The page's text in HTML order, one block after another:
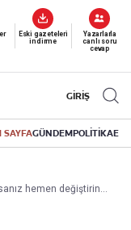
Eski gazeteleri
indirme
Yazarlarla
canlı soru
cevap
GİRİŞ
SAYFAGÜNDEMPOLİTİKA
hemen değiştirin...